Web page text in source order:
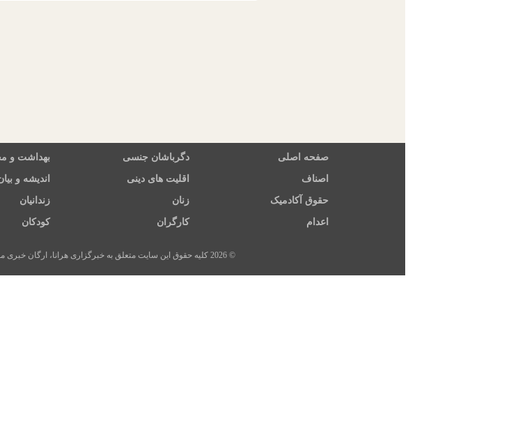
صفحه اصلی دگرباشان جنسی بهداشت و
اصناف اقلیت های دینی اندیشه و
حقوق آکادمیک زنان زندانیان
اعدام کارگران کودکان
© 2026 کلیه حقوق این سایت متعلق به خبرگزاری هرانا، ارگان خبری مجموعه فعالان حقوق بشر در ایران است